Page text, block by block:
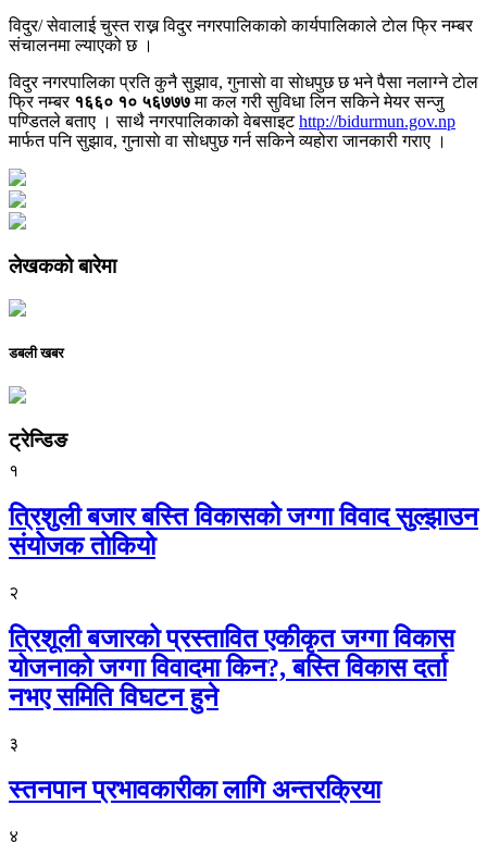
विदुर/ सेवालाई चुस्त राख्न विदुर नगरपालिकाको कार्यपालिकाले टाेल फ्रि नम्बर
संचालनमा ल्याएको छ ।
विदुर नगरपालिका प्रति कुनै सुझाव, गुनासाे वा साेधपुछ छ भने पैसा नलाग्ने टाेल
फ्रि नम्बर १६६० १० ५६७७७मा कल गरी सुविधा लिन सकिने मेयर सन्जु
पण्डितले बताए । साथै नगरपालिकाको वेबसाइटhttp://bidurmun.gov.np
मार्फत पनि सुझाव, गुनासाे वा साेधपुछ गर्न सकिने व्यहोरा जानकारी गराए ।
लेखकको बारेमा
डबली खबर
ट्रेन्डिङ
१
त्रिशुली बजार बस्ति विकासको जग्गा विवाद सुल्झाउन
संयोजक तोकियो
२
त्रिशूली बजारको प्रस्तावित एकीकृत जग्गा विकास
योजनाको जग्गा विवादमा किन?, बस्ति विकास दर्ता
नभए समिति विघटन हुने
३
स्तनपान प्रभावकारीका लागि अन्तरक्रिया
४